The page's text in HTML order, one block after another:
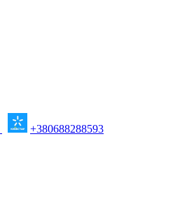
+380688288593